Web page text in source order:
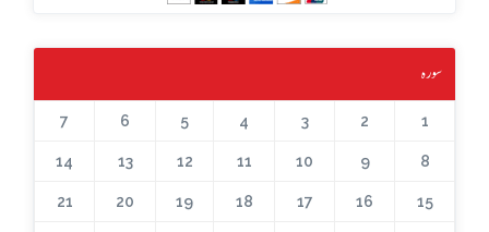
سورہ
1
2
3
4
5
6
7
8
9
10
11
12
13
14
15
16
17
18
19
20
21